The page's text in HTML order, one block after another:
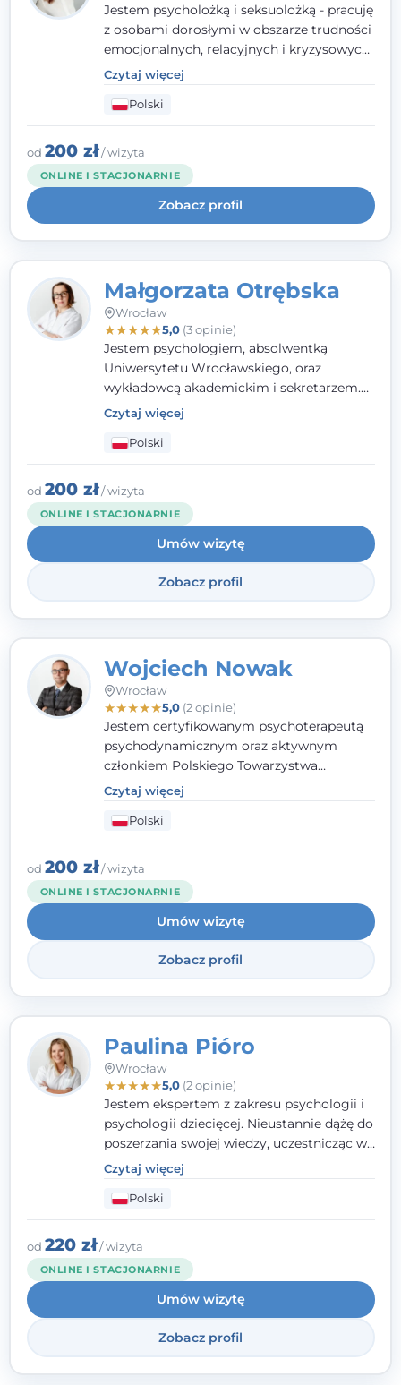
Jestem psycholożką i seksuolożką - pracuję
z osobami dorosłymi w obszarze trudności
emocjonalnych, relacyjnych i kryzysowych,
w tym z osobami po doświadczeniach
przemocy. Ukończyłam psychologię
kliniczną oraz studia podyplomowe z
interwencji kryzysowej i seksuologii
klinicznej na SWPS we Wrocławiu. W pracy
kieruję się empatią, etyką zawodową i
uważnością na potrzeby klienta.
Czytaj więcej
Polski
od 200 zł/ wizyta
ONLINE I STACJONARNIE
Zobacz profil
Małgorzata Otrębska
Wrocław
★★★★★5,0(3 opinie)
Jestem psychologiem, absolwentką
Uniwersytetu Wrocławskiego, oraz
wykładowcą akademickim i sekretarzem.
Dodatkowo mam kwalifikacje mediatora,
specjalizując się w sprawach rodzinnych,
cywilnych oraz karnych.
Czytaj więcej
Polski
od 200 zł/ wizyta
ONLINE I STACJONARNIE
Umów wizytę
Zobacz profil
Wojciech Nowak
Wrocław
★★★★★5,0(2 opinie)
Jestem certyfikowanym psychoterapeutą
psychodynamicznym oraz aktywnym
członkiem Polskiego Towarzystwa
Psychoterapii Psychodynamicznej. W
mojej pracy zawodowej kładę duży nacisk
na uważne słuchanie Pacjenta. Interesuje
mnie szczególnie psychoterapia zaburzeń
osobowości, zaburzeń nerwicowych i
lękowych, a także zagadnienia związane z
małżeństwem i rodziną, w tym problemy w
relacjach rodzinnych. Nie specjalizuję się w
uzależnieniach.
Czytaj więcej
Polski
od 200 zł/ wizyta
ONLINE I STACJONARNIE
Umów wizytę
Zobacz profil
Paulina Pióro
Wrocław
★★★★★5,0(2 opinie)
Jestem ekspertem z zakresu psychologii i
psychologii dziecięcej. Nieustannie dążę do
poszerzania swojej wiedzy, uczestnicząc w
różnorodnych szkoleniach. Pracując z
dziećmi, młodzieżą i młodymi dorosłymi
niezwykle ważne jest dla mnie poczucie
bezpieczeństwa, zrozumienia oraz wolności
w wyrażaniu swojego zdania. Kieruję się
etyką zawodową, wierząc, że każdy
człowiek powinien otrzymać wsparcie i
pomoc, by poradzić sobie ze swoimi
problemami.
Czytaj więcej
Polski
od 220 zł/ wizyta
ONLINE I STACJONARNIE
Umów wizytę
Zobacz profil